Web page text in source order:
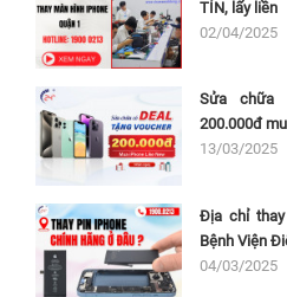
TÍN, lấy liền
02/04/2025
Sửa chữa
200.000đ
13/03/2025
Địa chỉ thay
Bệnh Viện
04/03/2025